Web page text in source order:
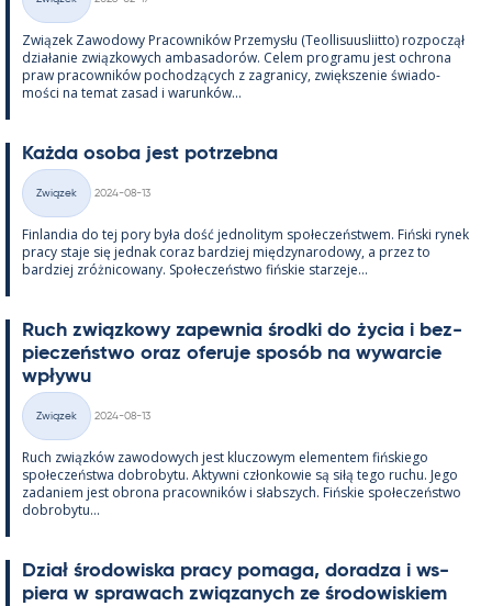
Kategorie
Związek Zawo­dowy Pracow­ników Prze­mysłu (Teol­li­suus­liitto) roz­począł
działa­nie związ­kowych am­ba­sa­dorów. Ce­lem pro­gramu jest ochrona
praw pracow­ników poc­hodzących z za­gra­nicy, zwiększe­nie świa­do­
mości na te­mat za­sad i wa­runków...
Każda osoba jest potrzebna
Kategorie
Związek
2024-08-13
Fin­lan­dia do tej pory była dość jed­no­li­tym społeczeństwem. Fiński ry­nek
pracy staje się jed­nak co­raz bardziej między­na­ro­dowy, a przez to
bardziej zróż­nicowany. Społeczeństwo fińs­kie starzeje...
Ruch związ­kowy za­pew­nia środki do życia i bez­
pieczeństwo oraz ofe­ruje sposób na wywarcie
wpływu
Kategorie
Związek
2024-08-13
Ruch związków zawo­dowych jest kluczowym ele­men­tem fińs­kiego
społeczeństwa do­bro­bytu. Ak­tywni człon­kowie są siłą tego ruchu. Jego
za­da­niem jest obrona pracow­ników i słabszych. Fińs­kie społeczeństwo
do­bro­bytu...
Dział śro­dowiska pracy po­maga, do­radza i ws­
piera w sprawach związa­nych ze śro­dowis­kiem